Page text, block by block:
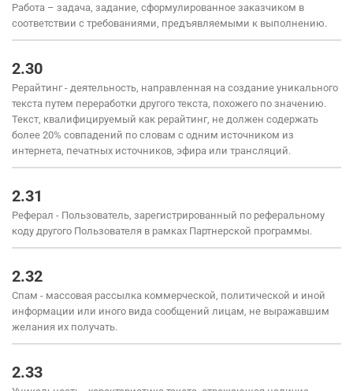
Работа – задача, задание, сформулированное заказчиком в
соответствии с требованиями, предъявляемыми к выполнению.
2.30
Рерайтинг - деятельность, направленная на создание уникального
текста путем переработки другого текста, похожего по значению.
Текст, квалифицируемый как рерайтинг, не должен содержать
более 20% совпадений по словам с одним источником из
интернета, печатных источников, эфира или трансляций.
2.31
Реферал - Пользователь, зарегистрированный по реферальному
коду другого Пользователя в рамках Партнерской программы.
2.32
Спам - массовая рассылка коммерческой, политической и иной
информации или иного вида сообщений лицам, не выражавшим
желания их получать.
2.33